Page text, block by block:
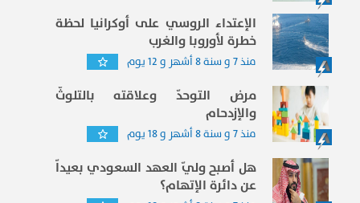
الإعتداء الروسي على أوكرانيا لحظة
خطرة لأوروبا والغرب
منذ 7 و سنة 8 أشهر و 12 يوم
مرض التوحدّ وعلاقته بالتلوثّ
والإزدحام
منذ 7 و سنة 8 أشهر و 18 يوم
هل أصبح وليّ العهد السعودي بعيداّ
عن دائرة الإتهام؟